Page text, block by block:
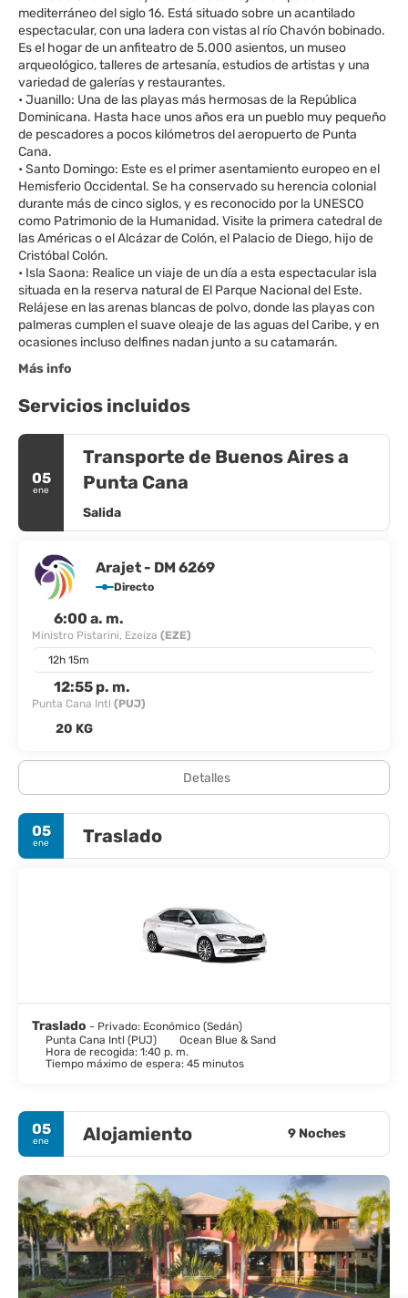
mediterráneo del siglo 16. Está situado sobre un acantilado
espectacular, con una ladera con vistas al río Chavón bobinado.
Es el hogar de un anfiteatro de 5.000 asientos, un museo
arqueológico, talleres de artesanía, estudios de artistas y una
variedad de galerías y restaurantes.
• Juanillo: Una de las playas más hermosas de la República
Dominicana. Hasta hace unos años era un pueblo muy pequeño
de pescadores a pocos kilómetros del aeropuerto de Punta
Cana.
• Santo Domingo: Este es el primer asentamiento europeo en el
Hemisferio Occidental. Se ha conservado su herencia colonial
durante más de cinco siglos, y es reconocido por la UNESCO
como Patrimonio de la Humanidad. Visite la primera catedral de
las Américas o el Alcázar de Colón, el Palacio de Diego, hijo de
Cristóbal Colón.
• Isla Saona: Realice un viaje de un día a esta espectacular isla
situada en la reserva natural de El Parque Nacional del Este.
Relájese en las arenas blancas de polvo, donde las playas con
palmeras cumplen el suave oleaje de las aguas del Caribe, y en
Más info
Servicios incluidos
05
ene
Transporte de Buenos Aires a
Punta Cana
Salida
Arajet - DM 6269
Directo
6:00 a. m.
Ministro Pistarini, Ezeiza (EZE)
12h 15m
12:55 p. m.
Punta Cana Intl (PUJ)
20 KG
Detalles
05
ene Traslado
Traslado - Privado: Económico (Sedán)
Punta Cana Intl (PUJ)
Ocean Blue & Sand
Hora de recogida: 1:40 p. m.
Tiempo máximo de espera: 45 minutos
05
ene Alojamiento 9 Noches